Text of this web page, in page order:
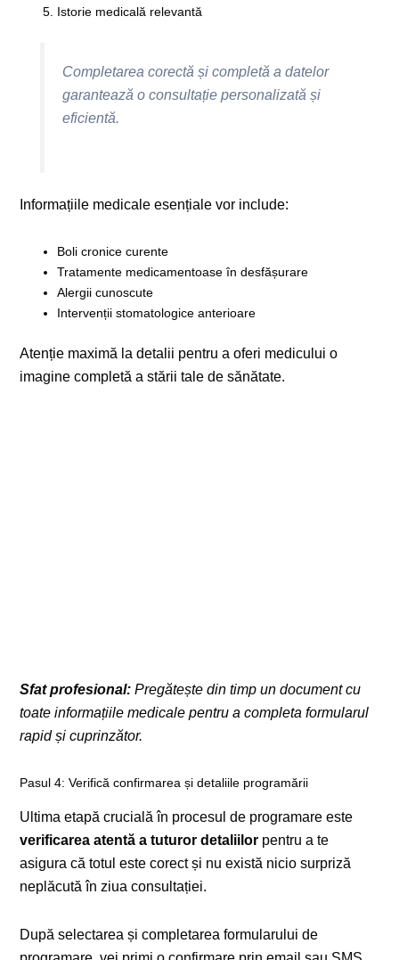
Istorie medicală relevantă
Completarea corectă și completă a datelor
garantează o consultație personalizată și
eficientă.
Informațiile medicale esențiale vor include:
Boli cronice curente
Tratamente medicamentoase în desfășurare
Alergii cunoscute
Intervenții stomatologice anterioare
Atenție maximă la detalii pentru a oferi medicului o
imagine completă a stării tale de sănătate.
Sfat profesional: Pregătește din timp un document cu
toate informațiile medicale pentru a completa formularul
rapid și cuprinzător.
Pasul 4: Verifică confirmarea și detaliile programării
Ultima etapă crucială în procesul de programare este
verificarea atentă a tuturor detaliilor pentru a te
asigura că totul este corect și nu există nicio surpriză
neplăcută în ziua consultației.
După selectarea și completarea formularului de